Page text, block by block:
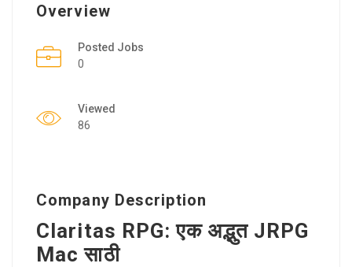
Overview
Posted Jobs
0
Viewed
86
Company Description
Claritas RPG: एक अद्भुत JRPG
Mac साठी